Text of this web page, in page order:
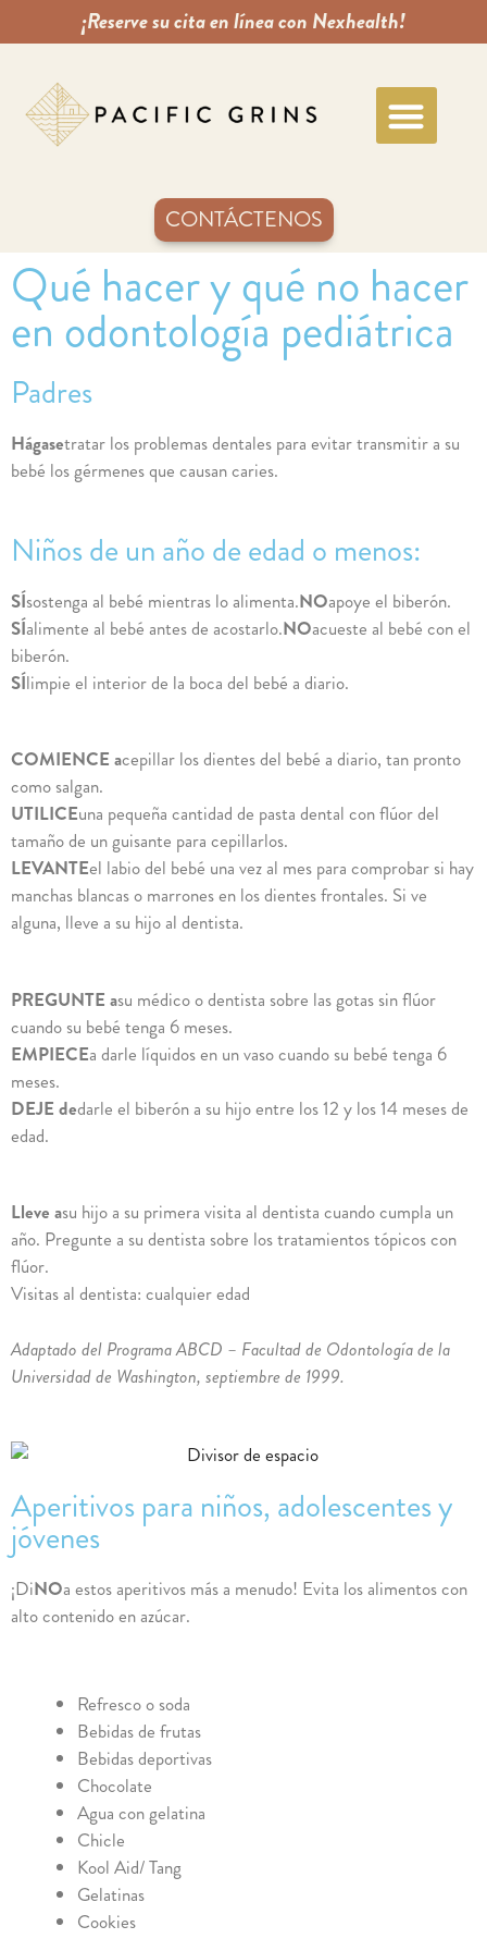
¡Reserve su cita en línea con Nexhealth!
CONTÁCTENOS
Qué hacer y qué no hacer
en odontología pediátrica
Padres
Hágasetratar los problemas dentales para evitar transmitir a su
bebé los gérmenes que causan caries.
Niños de un año de edad o menos:
SÍsostenga al bebé mientras lo alimenta.NOapoye el biberón.
SÍalimente al bebé antes de acostarlo.NOacueste al bebé con el
biberón.
SÍlimpie el interior de la boca del bebé a diario.
COMIENCE acepillar los dientes del bebé a diario, tan pronto
como salgan.
UTILICEuna pequeña cantidad de pasta dental con flúor del
tamaño de un guisante para cepillarlos.
LEVANTEel labio del bebé una vez al mes para comprobar si hay
manchas blancas o marrones en los dientes frontales. Si ve
alguna, lleve a su hijo al dentista.
PREGUNTE asu médico o dentista sobre las gotas sin flúor
cuando su bebé tenga 6 meses.
EMPIECEa darle líquidos en un vaso cuando su bebé tenga 6
meses.
DEJE dedarle el biberón a su hijo entre los 12 y los 14 meses de
edad.
Lleve asu hijo a su primera visita al dentista cuando cumpla un
año. Pregunte a su dentista sobre los tratamientos tópicos con
flúor.
Visitas al dentista: cualquier edad
Adaptado del Programa ABCD – Facultad de Odontología de la
Universidad de Washington, septiembre de 1999.
Aperitivos para niños, adolescentes y
jóvenes
¡DiNOa estos aperitivos más a menudo! Evita los alimentos con
alto contenido en azúcar.
Refresco o soda
Bebidas de frutas
Bebidas deportivas
Chocolate
Agua con gelatina
Chicle
Kool Aid/ Tang
Gelatinas
Cookies